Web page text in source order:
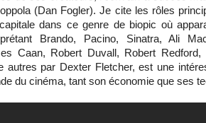
(Dan Fogler). Je cite les rôles
dans ce genre de biopic où
Brando, Pacino, Sinatra, Ali
Caan, Robert Duvall, Robert
autres par Dexter Fletcher, est une
du cinéma, tant son économie que ses